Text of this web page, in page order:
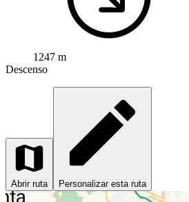
1247 m
Descenso
Abrir ruta Personalizar esta ruta